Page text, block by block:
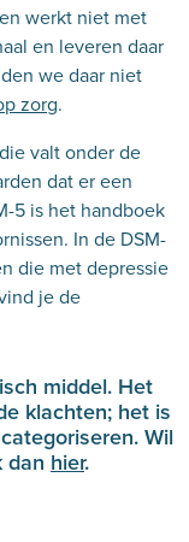
werkt niet met
en leveren daar
we daar niet
zorg.
valt onder de
dat er een
5 is het handboek
In de DSM-
die met depressie
je de
middel. Het
klachten; het is
Wil
dan hier.